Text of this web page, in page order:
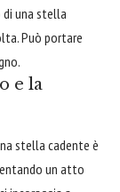
una stella
Può portare
e la
stella cadente è
un atto